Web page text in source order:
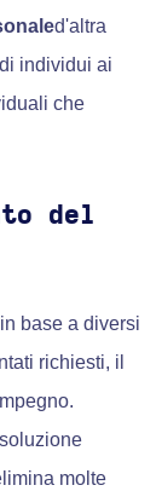
d'altra
individui ai
che
del
base a diversi
richiesti, il
molte